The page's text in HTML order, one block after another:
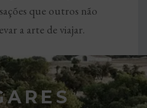
que outros não
a arte de viajar.